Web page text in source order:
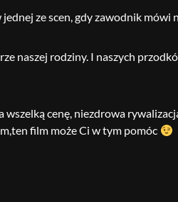
ze scen, gdy zawodnik mówi
naszej rodziny. I naszych
wszelką cenę, niezdrowa
film może Ci w tym pomóc